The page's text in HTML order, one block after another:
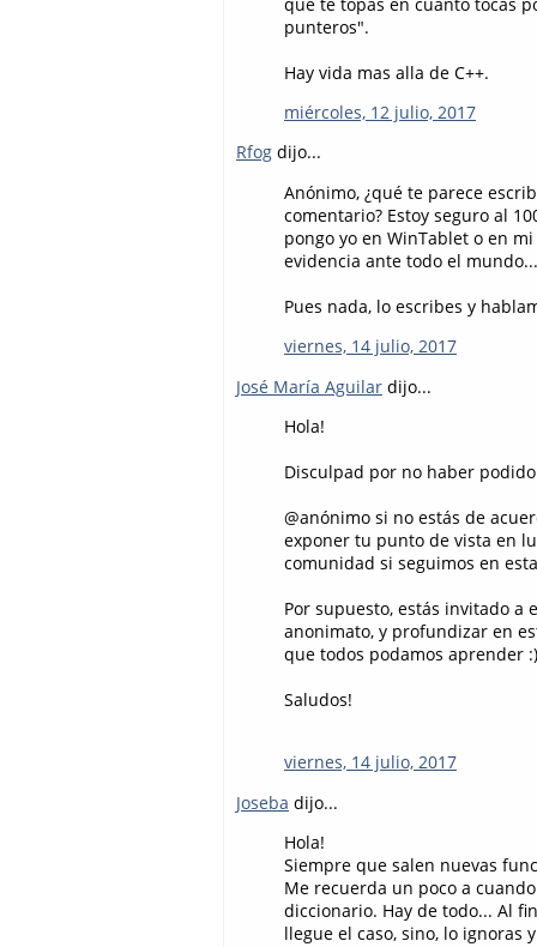
punteros".
Hay vida mas alla de C++.
miércoles, 12 julio, 2017
Rfog dijo...
Anónimo, ¿qué te parece
comentario? Estoy seguro al
pongo yo en WinTablet o en
evidencia ante todo el
Pues nada, lo escribes y
viernes, 14 julio, 2017
José María Aguilar dijo...
Hola!
Disculpad por no haber
@anónimo si no estás de
exponer tu punto de vista en
comunidad si seguimos en
Por supuesto, estás invitado
anonimato, y profundizar en
que todos podamos aprender :)
Saludos!
viernes, 14 julio, 2017
Joseba dijo...
Hola!
Siempre que salen nuevas
Me recuerda un poco a
diccionario. Hay de todo... Al
llegue el caso, sino, lo ignoras